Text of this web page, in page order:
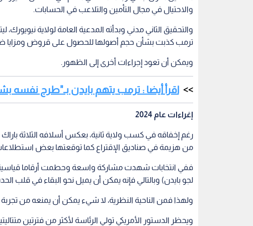
والاحتيال في مجال التأمين والتلاعب في الحسابات.
والتحقيق الثاني مدني وبدأته المدعية العامة لولاية
ترمب كذبت بشأن حجم أصولها للحصول على قروض ومزايا
ويمكن أن تعود إجراءات أخرى إلى الظهور.
اقرأ أيضا : ترمب يتهم بايدن بـ"طرح نفسه
إغراءات عام 2024
رغم إخفاقه في كسب ولاية ثانية، بعكس أسلافه الثلاثة باراك
من هزيمة في صناديق الإقتراع كما توقعتها بعض
لجو بايدن) وبالتالي فإنه يمكن أن يميل نحو البقاء في قلب
ولهذا فمن الناحية النظرية، لا شيء يمكن أن يمنعه من
ويحظر الدستور الأمريكي تولي الرئاسة لأكثر من فترتين